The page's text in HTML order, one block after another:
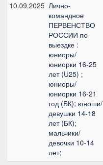
10.09.2025 Лично-
командное
ПЕРВЕНСТВО
РОССИИ по
выездке :
юниоры/
юниорки 16-25
лет (U25) ;
юниоры/
юниорки 16-21
год (БК); юноши/
девушки 14-18
лет (БК);
мальчики/
девочки 10-14
лет;